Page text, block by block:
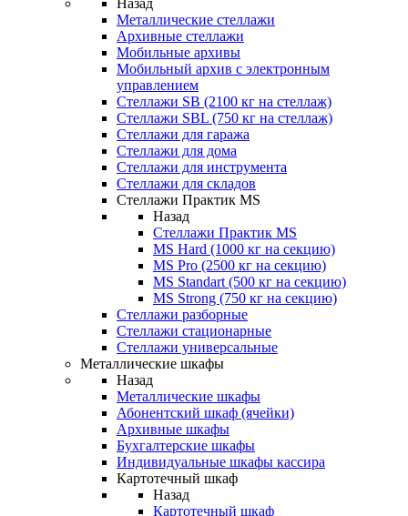
Назад
Металлические стеллажи
Архивные стеллажи
Мобильные архивы
Мобильный архив с электронным
управлением
Стеллажи SB (2100 кг на стеллаж)
Стеллажи SBL (750 кг на стеллаж)
Стеллажи для гаража
Стеллажи для дома
Стеллажи для инструмента
Стеллажи для складов
Стеллажи Практик MS
Назад
Стеллажи Практик MS
MS Hard (1000 кг на секцию)
MS Pro (2500 кг на секцию)
MS Standart (500 кг на секцию)
MS Strong (750 кг на секцию)
Стеллажи разборные
Стеллажи стационарные
Стеллажи универсальные
Металлические шкафы
Назад
Металлические шкафы
Абонентский шкаф (ячейки)
Архивные шкафы
Бухгалтерские шкафы
Индивидуальные шкафы кассира
Картотечный шкаф
Назад
Картотечный шкаф